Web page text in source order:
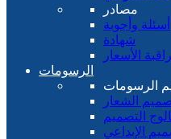
مصادر
أسئلة وأجوبة
شهادة
الأسعار
الرسومات
الرسومات
الشعار
التصميم
الإبداعي